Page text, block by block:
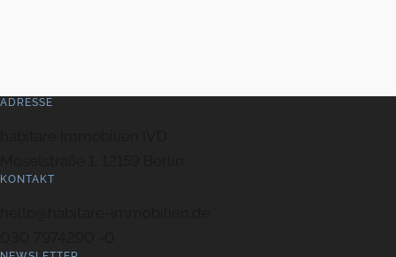
ADRESSE
KONTAKT